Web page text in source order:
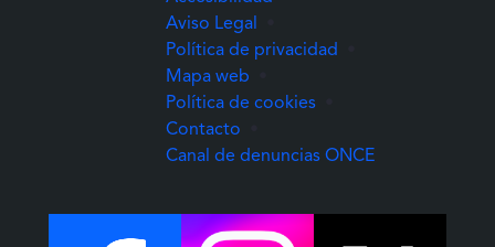
Aviso Legal
Política de privacidad
Mapa web
Política de cookies
Contacto
Canal de denuncias ONCE(Abre una